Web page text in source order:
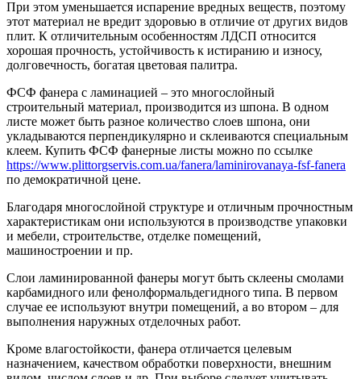
При этом уменьшается испарение вредных веществ, поэтому
этот материал не вредит здоровью в отличие от других видов
плит. К отличительным особенностям ЛДСП относится
хорошая прочность, устойчивость к истиранию и износу,
долговечность, богатая цветовая палитра.
ФСФ фанера с ламинацией – это многослойный
строительный материал, производится из шпона. В одном
листе может быть разное количество слоев шпона, они
укладываются перпендикулярно и склеиваются специальным
клеем. Купить ФСФ фанерные листы можно по ссылке
https://www.plittorgservis.com.ua/fanera/laminirovanaya-fsf-fanera
по демократичной цене.
Благодаря многослойной структуре и отличным прочностным
характеристикам они используются в производстве упаковки
и мебели, строительстве, отделке помещений,
машиностроении и пр.
Слои ламинированной фанеры могут быть склеены смолами
карбамидного или фенолформальдегидного типа. В первом
случае ее используют внутри помещений, а во втором – для
выполнения наружных отделочных работ.
Кроме влагостойкости, фанера отличается целевым
назначением, качеством обработки поверхности, внешним